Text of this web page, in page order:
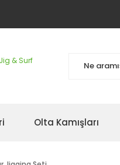
Olta Kamışları